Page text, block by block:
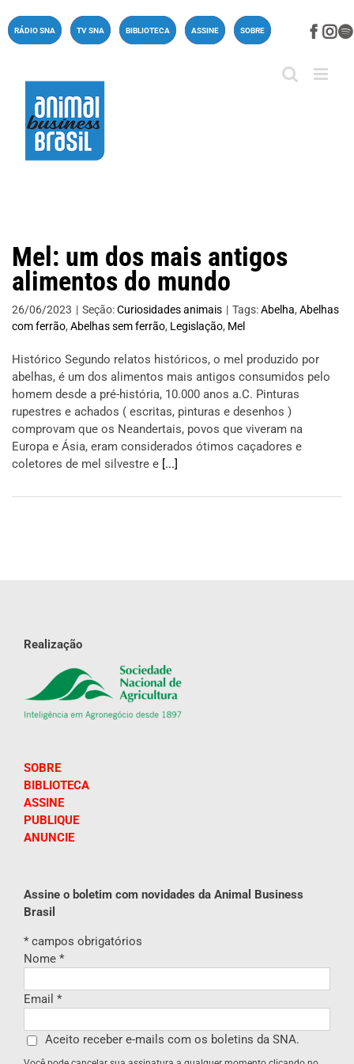
paraRÁDIO SNA TV SNA BIBLIOTECA ASSINE SOBRE
Mel: um dos mais antigos
alimentos do mundo
26/06/2023 | Seção:Curiosidades animais | Tags:Abelha, Abelhas
com ferrão, Abelhas sem ferrão, Legislação, Mel
Histórico Segundo relatos históricos, o mel produzido por
abelhas, é um dos alimentos mais antigos consumidos pelo
homem desde a pré-história, 10.000 anos a.C. Pinturas
rupestres e achados ( escritas, pinturas e desenhos )
comprovam que os Neandertais, povos que viveram na
Europa e Ásia, eram considerados ótimos caçadores e
coletores de mel silvestre e [...]
Realização
SOBRE
BIBLIOTECA
ASSINE
PUBLIQUE
ANUNCIE
Assine o boletim com novidades da Animal Business
Brasil
* campos obrigatórios
Nome *
Email *
Aceito receber e-mails com os boletins da SNA.